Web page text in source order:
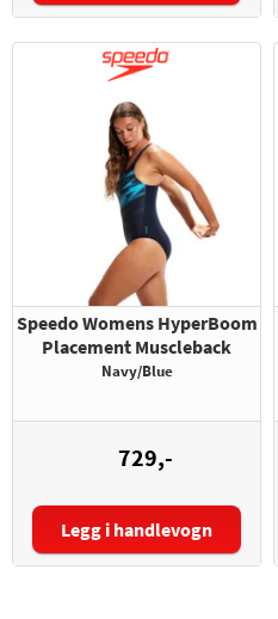
Speedo Womens HyperBoom
Placement Muscleback
Navy/Blue
729,-
Størrelse:
Legg i handlevogn